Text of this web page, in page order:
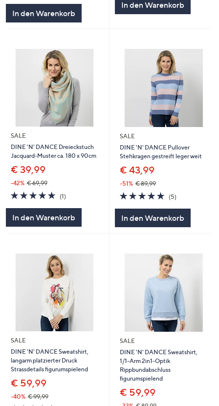
5
In den Warenkorb
In den Warenkorb
SALE
DINE 'N' DANCE Dreieckstuch
Jacquard-Muster ca. 180 x 90cm
€ 39,99
-42% € 69,99
5.0
von
5
(1)
In den Warenkorb
SALE
DINE 'N' DANCE Pullover
Stehkragen gestreift leger weit
€ 43,99
-51% € 89,99
5.0
von
5
(5)
In den Warenkorb
SALE
DINE 'N' DANCE Sweatshirt,
langarm platzierter Druck
Strassdetails figurumspielend
€ 59,99
-40% € 99,99
SALE
DINE 'N' DANCE Sweatshirt,
1/1-Arm 2in1-Optik
Rippbundabschluss
figurumspielend
€ 59,99